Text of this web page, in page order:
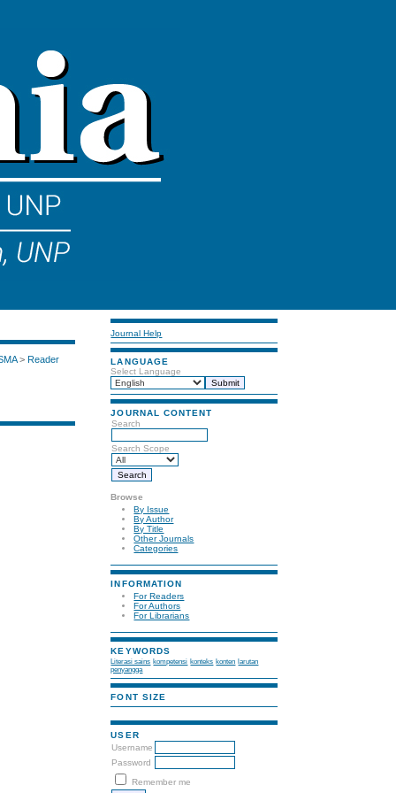
Journal Help
LANGUAGE
Select Language
JOURNAL CONTENT
Search
Search Scope
Browse
By Issue
By Author
By Title
Other Journals
Categories
INFORMATION
For Readers
For Authors
For Librarians
KEYWORDS
Literasi sains kompetensi konteks konten larutan
penyangga
FONT SIZE
USER
Username
Password
Remember me
>Reader